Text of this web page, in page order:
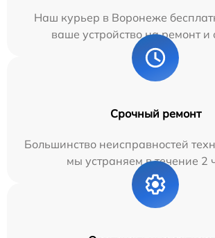
Наш курьер в Воронеже
ваше устройство на ремонт и
Срочный ремонт
Большинство неисправностей
мы устраняем в течение 2